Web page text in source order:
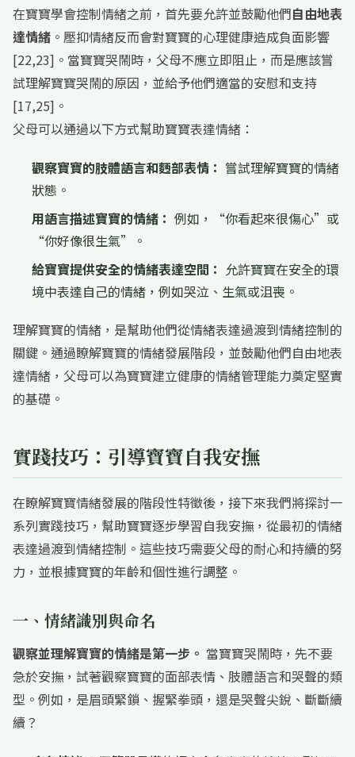
在寶寶學會控制情緒之前，首先要允許並鼓勵他們自由地表
達情緒 。壓抑情緒反而會對寶寶的心理健康造成負面影響
[22,23]。當寶寶哭鬧時，父母不應立即阻止，而是應該嘗
試理解寶寶哭鬧的原因，並給予他們適當的安慰和支持
[17,25]。
父母可以通過以下方式幫助寶寶表達情緒：
觀察寶寶的肢體語言和麪部表情： 嘗試理解寶寶的情緒
狀態。
用語言描述寶寶的情緒： 例如，“你看起來很傷心”或
“你好像很生氣”。
給寶寶提供安全的情緒表達空間： 允許寶寶在安全的環
境中表達自己的情緒，例如哭泣、生氣或沮喪。
理解寶寶的情緒，是幫助他們從情緒表達過渡到情緒控制的
關鍵。通過瞭解寶寶的情緒發展階段，並鼓勵他們自由地表
達情緒，父母可以為寶寶建立健康的情緒管理能力奠定堅實
的基礎。
實踐技巧：引導寶寶自我安撫
在瞭解寶寶情緒發展的階段性特徵後，接下來我們將探討一
系列實踐技巧，幫助寶寶逐步學習自我安撫，從最初的情緒
表達過渡到情緒控制。這些技巧需要父母的耐心和持續的努
力，並根據寶寶的年齡和個性進行調整。
一、情緒識別與命名
觀察並理解寶寶的情緒是第一步。 當寶寶哭鬧時，先不要
急於安撫，試著觀察寶寶的面部表情、肢體語言和哭聲的類
型。例如，是眉頭緊鎖、握緊拳頭，還是哭聲尖銳、斷斷續
續？